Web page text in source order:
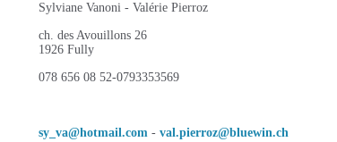
Sylviane Vanoni - Valérie Pierroz
ch. des Avouillons 26
1926 Fully
078 656 08 52-0793353569
sy_va@hotmail.com -val.pierroz@bluewin.ch